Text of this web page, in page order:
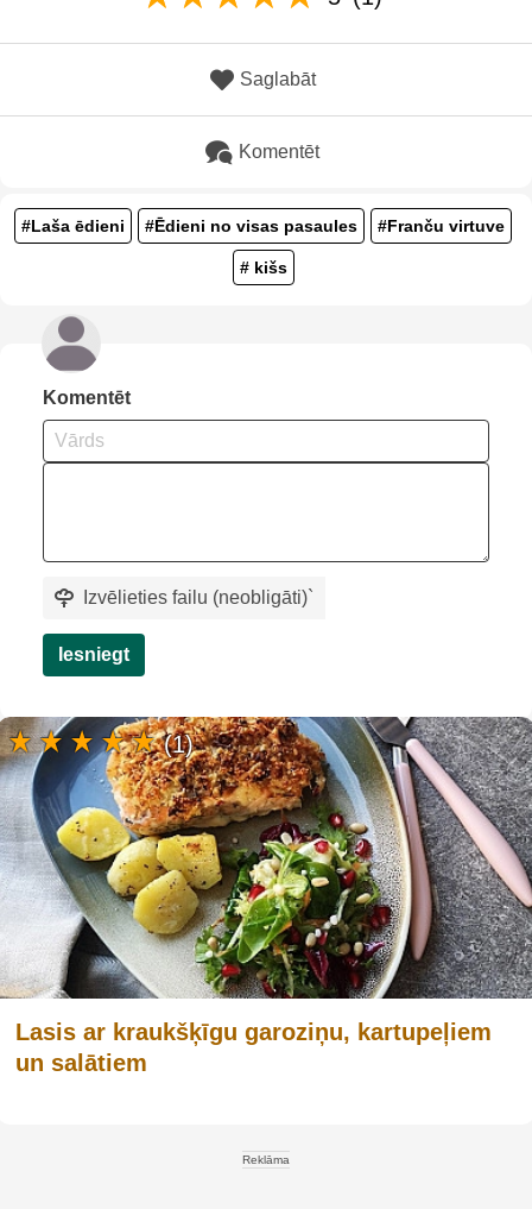
Saglabāt
Komentēt
#Laša ēdieni #Ēdieni no visas pasaules #Franču virtuve
# kišs
Komentēt
Izvēlieties failu (neobligāti)`
Iesniegt
Lasis ar kraukšķīgu garoziņu, kartupeļiem
un salātiem
(1)
Reklāma